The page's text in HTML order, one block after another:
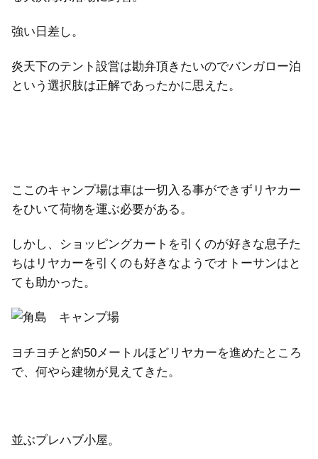
強い日差し。
炎天下のテント設営は勘弁頂きたいのでバンガロー泊
という選択肢は正解であったかに思えた。
ここのキャンプ場は車は一切入る事ができずリヤカー
をひいて荷物を運ぶ必要がある。
しかし、ショッピングカートを引くのが好きな息子た
ちはリヤカーを引くのも好きなようでオトーサンはと
ても助かった。
ヨチヨチと約50メートルほどリヤカーを進めたところ
で、何やら建物が見えてきた。
並ぶプレハブ小屋。